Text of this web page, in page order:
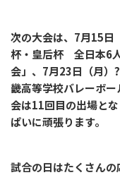
次の大会は、7月15
杯・皇后杯 全日本6
会」、7月23日（月）
畿高等学校バレーボ
会は11回目の出場と
ぱいに頑張ります。
試合の日はたくさん